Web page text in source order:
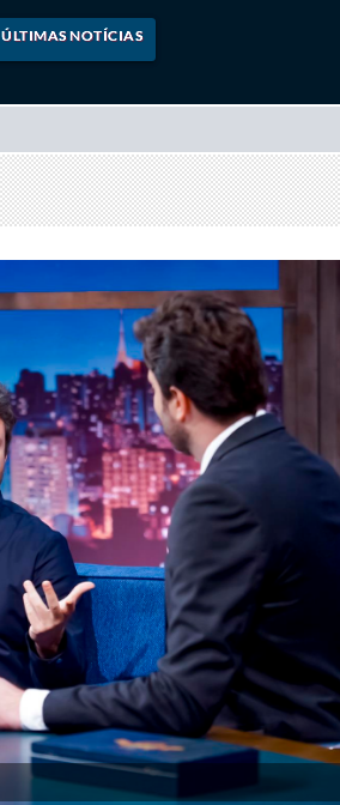
ÚLTIMAS NOTÍCIAS